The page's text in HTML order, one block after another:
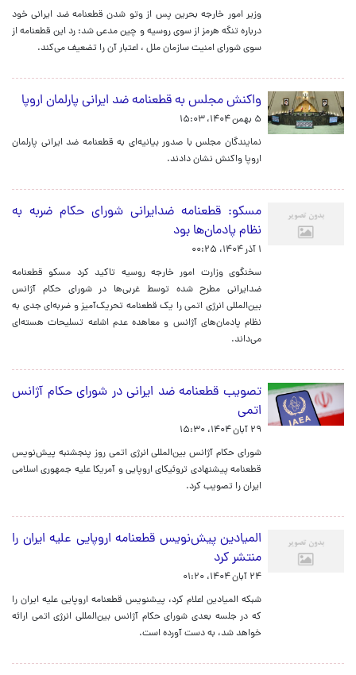
وزیر امور خارجه بحرین پس از وتو شدن قطعنامه ضد ایرانی خود
درباره تنگه هرمز از سوی روسیه و چین مدعی شد: رد این قطعنامه از
سوی شورای امنیت سازمان ملل ، اعتبار آن را تضعیف می‌کند.
واکنش مجلس به قطعنامه ضد ایرانی پارلمان اروپا
۵ بهمن ۱۴۰۴، ۱۵:۰۳
نمایندگان مجلس با صدور بیانیه‌ای به قطعنامه ضد ایرانی پارلمان
اروپا واکنش نشان دادند.
مسکو: قطعنامه ضدایرانی شورای حکام ضربه‌ به
نظام پادمان‌ها بود
۱ آذر ۱۴۰۴، ۰۰:۲۵
سخنگوی وزارت امور خارجه روسیه تاکید کرد مسکو قطعنامه
ضدایرانی مطرح شده توسط غربی‌ها در شورای حکام آژانس
بین‌المللی انرژی اتمی را یک قطعنامه تحریک‌آمیز و ضربه‌ای جدی به
نظام پادمان‌های آژانس و معاهده عدم اشاعه تسلیحات هسته‌ای
می‌داند.
تصویب قطعنامه ضد ایرانی در شورای حکام آژانس
اتمی
۲۹ آبان ۱۴۰۴، ۱۵:۳۰
شورای حکام آژانس بین‌المللی انرژی اتمی روز پنجشنبه پیش‌نویس
قطعنامه پیشنهادی تروئیکای اروپایی و آمریکا علیه جمهوری اسلامی
ایران را تصویب کرد.
المیادین پیش‌نویس قطعنامه اروپایی علیه ایران را
منتشر کرد
۲۴ آبان ۱۴۰۴، ۰۱:۲۰
شبکه المیادین اعلام کرد، پیشنویس قطعنامه اروپایی علیه ایران را
که در جلسه بعدی شورای حکام آژانس بین‌المللی انرژی اتمی ارائه
خواهد شد، به دست آورده است.